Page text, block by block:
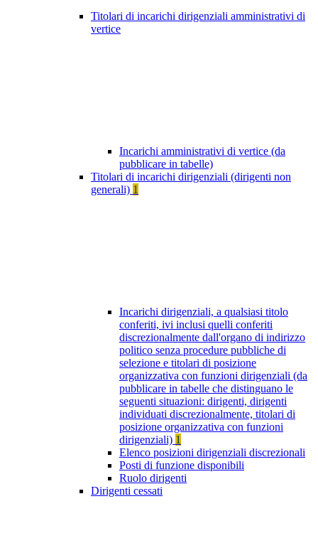
Titolari di incarichi dirigenziali amministrativi di
vertice
Incarichi amministrativi di vertice (da
pubblicare in tabelle)
Titolari di incarichi dirigenziali (dirigenti non
generali) 1
Incarichi dirigenziali, a qualsiasi titolo
conferiti, ivi inclusi quelli conferiti
discrezionalmente dall'organo di indirizzo
politico senza procedure pubbliche di
selezione e titolari di posizione
organizzativa con funzioni dirigenziali (da
pubblicare in tabelle che distinguano le
seguenti situazioni: dirigenti, dirigenti
individuati discrezionalmente, titolari di
posizione organizzativa con funzioni
dirigenziali) 1
Elenco posizioni dirigenziali discrezionali
Posti di funzione disponibili
Ruolo dirigenti
Dirigenti cessati